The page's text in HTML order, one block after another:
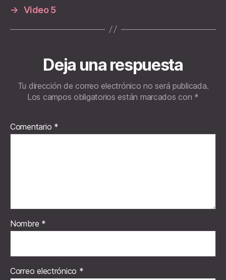
→ Video 5
Deja una respuesta
Tu dirección de correo electrónico no será publicada.
Los campos obligatorios están marcados con *
Comentario *
Nombre *
Correo electrónico *